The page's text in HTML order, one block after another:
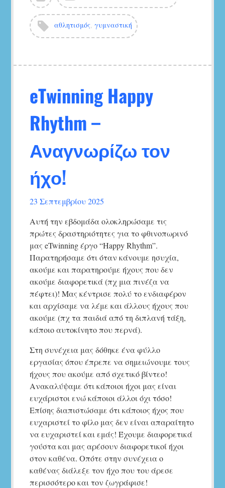
τα
άρθρα
του/
Νηπιαγωγείο
Ετικέτες:αθλητισμός,γυμναστική
eTwinning Happy
Rhythm –
Αναγνωρίζω τον
ήχο!
23 Σεπτεμβρίου 2025
Αυτή την εβδομάδα ολοκληρώσαμε τις
πρώτες δραστηριότητες για το φθινοπωρινό
μας eTwinning έργο “Happy Rhythm”.
Παρατηρήσαμε ότι όταν κάνουμε ησυχία,
ακούμε και παρατηρούμε ήχους που δεν
ακούμε διαφορετικά (πχ μια πινέζα να
πέφτει)! Μας κέντρισε πολύ το ενδιαφέρον
και αρχίσαμε να λέμε και άλλους ήχους που
ακούμε (πχ τα παιδιά από τη διπλανή τάξη,
κάποιο αυτοκίνητο που περνά).
Στη συνέχεια μας δόθηκε ένα φύλλο
εργασίας όπου έπρεπε να σημειώνουμε τους
ήχους που ακούμε από σχετικό βίντεο!
Ανακαλύψαμε ότι κάποιοι ήχοι μας είναι
ευχάριστοι ενώ κάποιοι άλλοι όχι τόσο!
Επίσης διαπιστώσαμε ότι κάποιος ήχος που
ευχαριστεί το φίλο μας δεν είναι απαραίτητο
να ευχαριστεί και εμάς! Έχουμε διαφορετικά
γούστα και μας αρέσουν διαφορετικοί ήχοι
στον καθένα. Οπότε στην συνέχεια ο
καθένας διάλεξε τον ήχο που του άρεσε
περισσότερο και τον ζωγράφισε!